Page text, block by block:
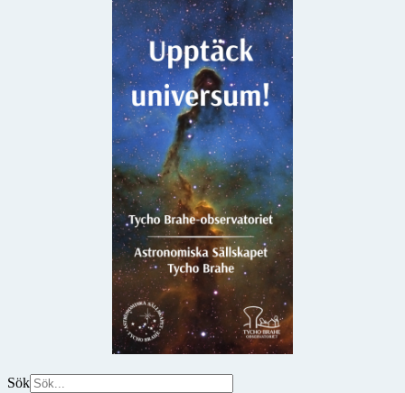
Sök